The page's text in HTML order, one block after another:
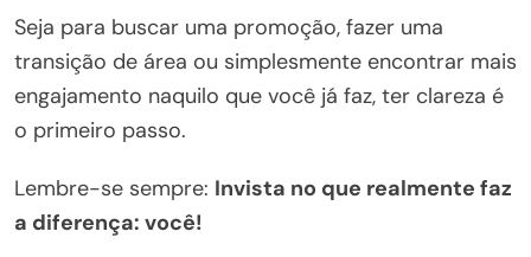
Seja para buscar uma promoção, fazer uma
transição de área ou simplesmente encontrar mais
engajamento naquilo que você já faz, ter clareza é
o primeiro passo.
Lembre-se sempre: Invista no que realmente faz
a diferença: você!